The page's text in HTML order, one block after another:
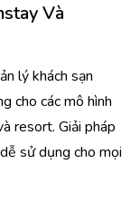
Và
lý khách sạn
cho các mô hình
resort. Giải pháp
sử dụng cho mọi